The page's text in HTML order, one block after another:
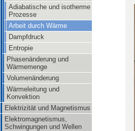
Adiabatische und isotherme
Prozesse
Arbeit durch Wärme
Dampfdruck
Entropie
Phasenänderung und
Wärmemenge
Volumenänderung
Wärmeleitung und
Konvektion
Elektrizität und Magnetismus
Elektromagnetismus,
Schwingungen und Wellen